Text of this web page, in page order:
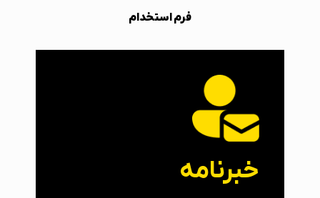
فرم استخدام
خبرنامه